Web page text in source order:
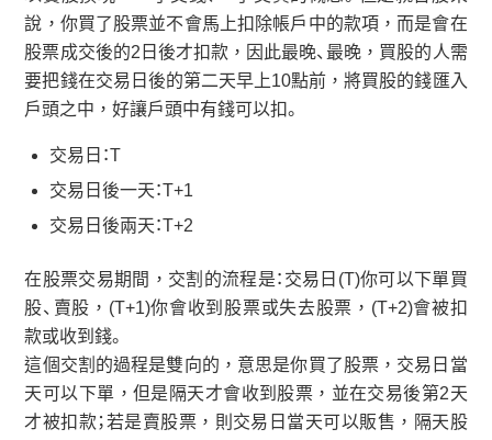
說，你買了股票並不會馬上扣除帳戶中的款項，而是會在
股票成交後的2日後才扣款，因此最晚、最晚，買股的人需
要把錢在交易日後的第二天早上10點前，將買股的錢匯入
戶頭之中，好讓戶頭中有錢可以扣。
交易日：T
交易日後一天：T+1
交易日後兩天：T+2
在股票交易期間，交割的流程是：交易日(T)你可以下單買
股、賣股，(T+1)你會收到股票或失去股票，(T+2)會被扣
款或收到錢。
這個交割的過程是雙向的，意思是你買了股票，交易日當
天可以下單，但是隔天才會收到股票，並在交易後第2天
才被扣款；若是賣股票，則交易日當天可以販售，隔天股